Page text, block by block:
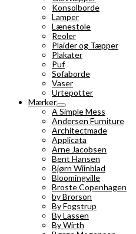
Konsolborde
Lamper
Lænestole
Reoler
Plaider og Tæpper
Plakater
Puf
Sofaborde
Vaser
Urtepotter
Mærker
A Simple Mess
Andersen Furniture
Architectmade
Applicata
Arne Jacobsen
Bent Hansen
Bjørn Wiinblad
Bloomingville
Broste Copenhagen
by Brorson
By Fogstrup
By Lassen
By Wirth